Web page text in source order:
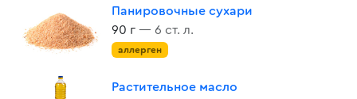
Панировочные сухари
90 г — 6 ст. л.
аллерген
Растительное масло